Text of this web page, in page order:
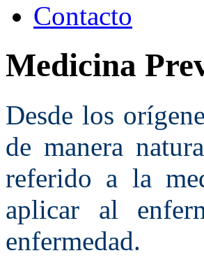
Contacto
Medicina
Desde los
de manera
referido a la
aplicar al
enfermedad.